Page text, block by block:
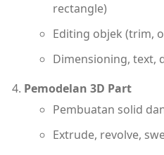
rectangle)
Editing objek (trim,
Dimensioning, text,
Pemodelan 3D Part
Pembuatan solid
Extrude, revolve,